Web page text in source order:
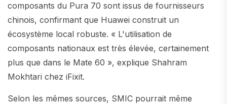
composants du Pura 70 sont issus de fournisseurs
chinois, confirmant que Huawei construit un
écosystème local robuste. « L'utilisation de
composants nationaux est très élevée, certainement
plus que dans le Mate 60 », explique Shahram
Mokhtari chez iFixit.
Selon les mêmes sources, SMIC pourrait même